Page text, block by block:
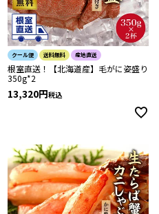
クール便 送料無料 産地直送
根室直送！【北海道産】毛がに姿盛り
350g*2
13,320 税込